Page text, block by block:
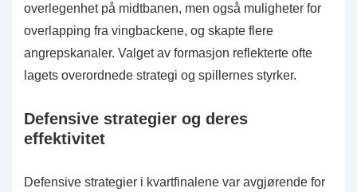
overlegenhet på midtbanen, men også muligheter for
overlapping fra vingbackene, og skapte flere
angrepskanaler. Valget av formasjon reflekterte ofte
lagets overordnede strategi og spillernes styrker.
Defensive strategier og deres
effektivitet
Defensive strategier i kvartfinalene var avgjørende for